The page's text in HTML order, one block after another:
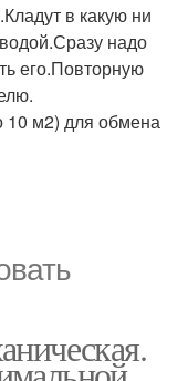
в какую ни
надо
его.Повторную
м2) для обмена